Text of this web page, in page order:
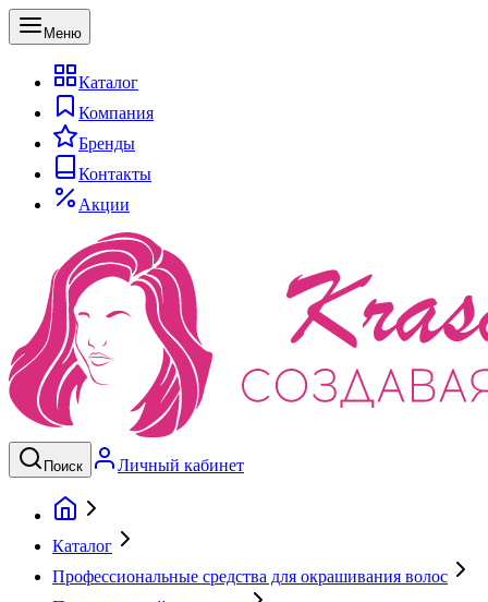
Меню
Каталог
Компания
Бренды
Контакты
Акции
Поиск Личный кабинет
Каталог
Профессиональные средства для окрашивания волос